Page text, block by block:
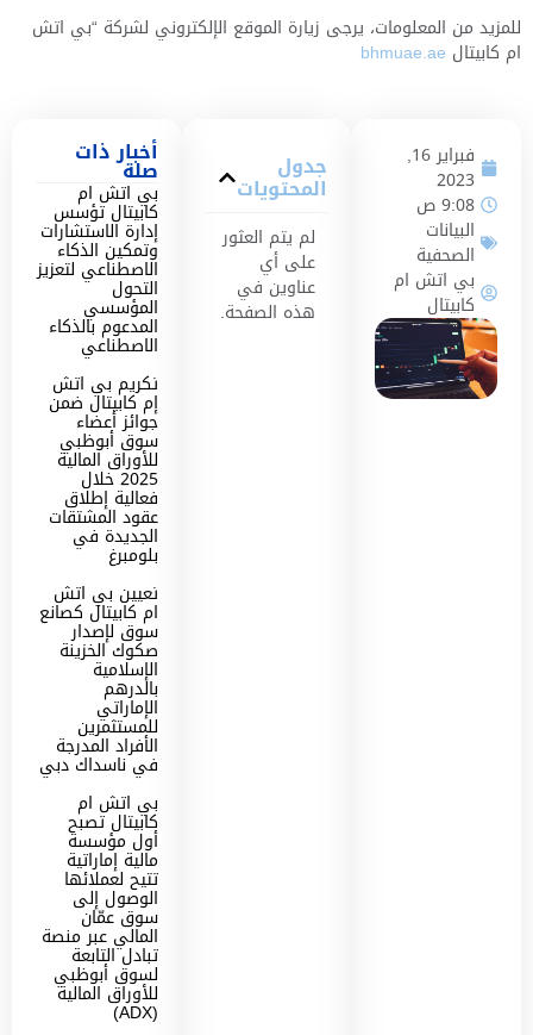
فبراير 16,
2023
9:08 ص
البيانات
الصحفية
بي اتش ام
كابيتال
جدول
المحتويات
لم يتم العثور
على أي
عناوين في
هذه الصفحة.
أخبار ذات
صلة
بي اتش ام
كابيتال تؤسس
إدارة الاستشارات
وتمكين الذكاء
الاصطناعي لتعزيز
التحول
المؤسسي
المدعوم بالذكاء
الاصطناعي
تكريم بي اتش
إم كابيتال ضمن
جوائز أعضاء
سوق أبوظبي
للأوراق المالية
2025 خلال
فعالية إطلاق
عقود المشتقات
الجديدة في
بلومبرغ
تعيين بي اتش
ام كابيتال كصانع
سوق لإصدار
صكوك الخزينة
الإسلامية
بالدرهم
الإماراتي
للمستثمرين
الأفراد المدرجة
في ناسداك دبي
بي اتش ام
كابيتال تصبح
أول مؤسسة
مالية إماراتية
تتيح لعملائها
الوصول إلى
سوق عمّان
المالي عبر منصة
تبادل التابعة
لسوق أبوظبي
للأوراق المالية
(ADX)
للمزيد من المعلومات، يرجى زيارة الموقع الإلكتروني لشركة “بي اتش
ام كابيتال bhmuae.ae